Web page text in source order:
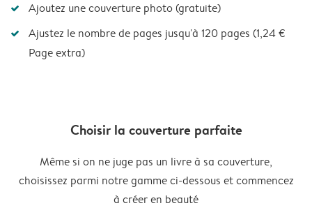
Ajoutez une couverture photo (gratuite)
Ajustez le nombre de pages jusqu'à 120 pages (1,24 €
Page extra)
Choisir la couverture parfaite
Même si on ne juge pas un livre à sa couverture,
choisissez parmi notre gamme ci-dessous et commencez
à créer en beauté